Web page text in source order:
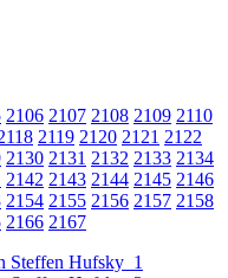
2106 2107 2108 2109 2110
2119 2120 2121 2122
2130 2131 2132 2133 2134
2142 2143 2144 2145 2146
2154 2155 2156 2157 2158
2166 2167